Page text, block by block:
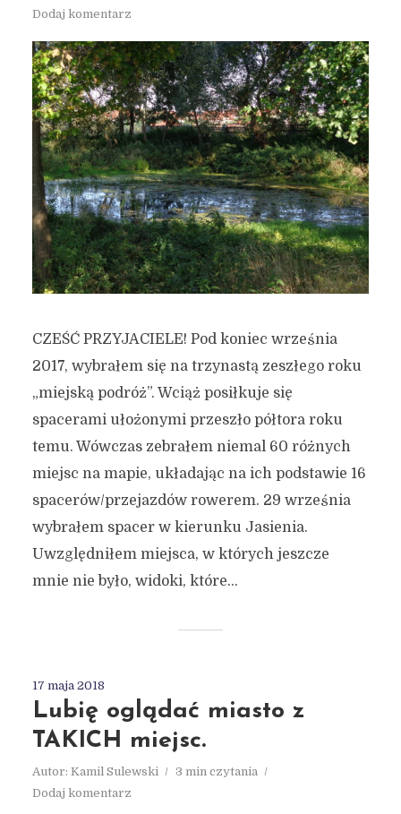
Dodaj komentarz
CZEŚĆ PRZYJACIELE! Pod koniec września
2017, wybrałem się na trzynastą zeszłego roku
„miejską podróż”. Wciąż posiłkuje się
spacerami ułożonymi przeszło półtora roku
temu. Wówczas zebrałem niemal 60 różnych
miejsc na mapie, układając na ich podstawie 16
spacerów/przejazdów rowerem. 29 września
wybrałem spacer w kierunku Jasienia.
Uwzględniłem miejsca, w których jeszcze
mnie nie było, widoki, które...
17 maja 2018
Lubię oglądać miasto z
TAKICH miejsc.
Autor: Kamil Sulewski
3 min czytania
Dodaj komentarz